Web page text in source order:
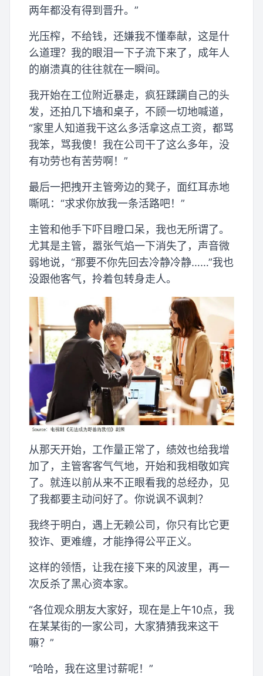
两年都没有得到晋升。”
光压榨，不给钱，还嫌我不懂奉献，这是什
么道理？我的眼泪一下子流下来了，成年人
的崩溃真的往往就在一瞬间。
我开始在工位附近暴走，疯狂蹂躏自己的头
发，还拍几下墙和桌子，不顾一切地喊道，
“家里人知道我干这么多活拿这点工资，都骂
我笨，骂我傻！我在公司干了这么多年，没
有功劳也有苦劳啊！”
最后一把拽开主管旁边的凳子，面红耳赤地
嘶吼：“求求你放我一条活路吧！”
主管和他手下吓目瞪口呆，我也无所谓了。
尤其是主管，嚣张气焰一下消失了，声音微
弱地说，“那要不你先回去冷静冷静……”我也
没跟他客气，拎着包转身走人。
从那天开始，工作量正常了，绩效也给我增
加了，主管客客气气地，开始和我相敬如宾
了。就连以前从来不正眼看我的总经办，见
了我都要主动问好了。你说讽不讽刺？
我终于明白，遇上无赖公司，你只有比它更
狡诈、更难缠，才能挣得公平正义。
这样的领悟，让我在接下来的风波里，再一
次反杀了黑心资本家。
“各位观众朋友大家好，现在是上午10点，我
在某某街的一家公司，大家猜猜我来这干
嘛？”
“哈哈，我在这里讨薪呢！”